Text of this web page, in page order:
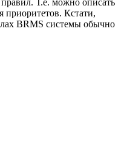
приоритетов. Кстати,
BRMS системы обычно